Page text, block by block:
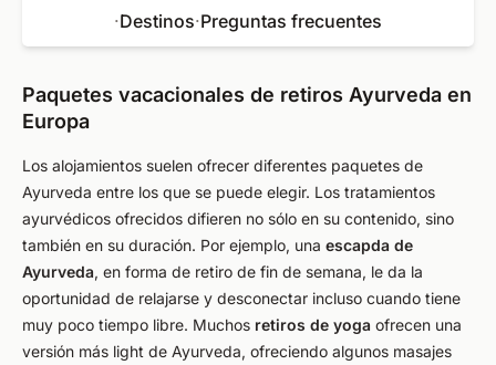
·Destinos·Preguntas frecuentes
Paquetes vacacionales de retiros Ayurveda en
Europa
Los alojamientos suelen ofrecer diferentes paquetes de
Ayurveda entre los que se puede elegir. Los tratamientos
ayurvédicos ofrecidos difieren no sólo en su contenido, sino
también en su duración. Por ejemplo, una escapda de
Ayurveda, en forma de retiro de fin de semana, le da la
oportunidad de relajarse y desconectar incluso cuando tiene
muy poco tiempo libre. Muchos retiros de yoga ofrecen una
versión más light de Ayurveda, ofreciendo algunos masajes